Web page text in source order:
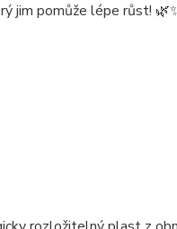
jim pomůže lépe růst!